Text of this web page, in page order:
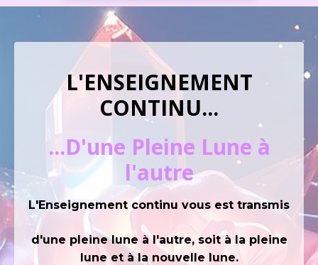
L'ENSEIGNEMENT
CONTINU...
...D'une Pleine Lune à
l'autre
L'Enseignement continu vous est transmis
d'une pleine lune à l'autre, soit à la pleine
lune et à la nouvelle lune.